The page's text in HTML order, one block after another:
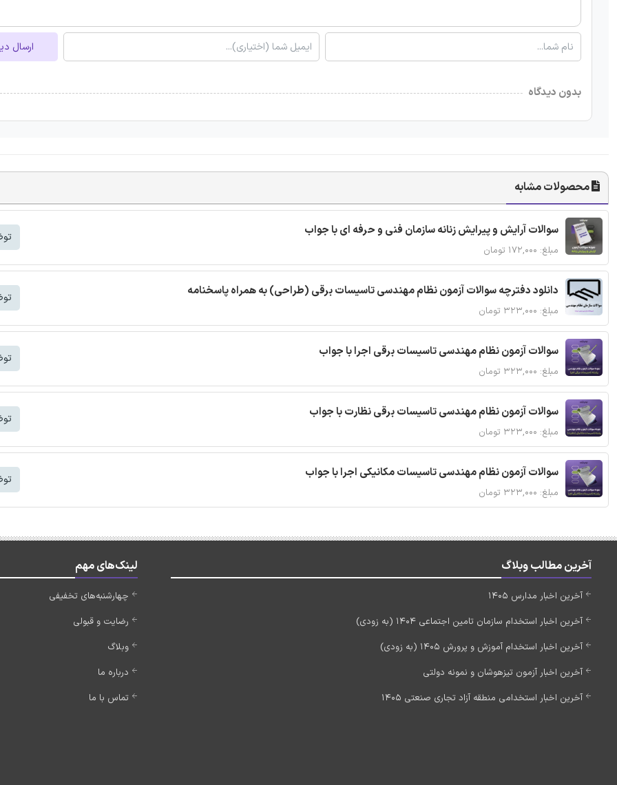
ارسال
بدون دیدگاه
محصولات مشابه
سوالات آرایش و پیرایش زنانه سازمان فنی و حرفه ای با جواب
مبلغ: ۱۷۲,۰۰۰ تومان
دانلود دفترچه سوالات آزمون نظام مهندسی تاسیسات برقی (طراحی) به همراه پاسخنامه
مبلغ: ۳۲۳,۰۰۰ تومان
سوالات آزمون نظام مهندسی تاسیسات برقی اجرا با جواب
مبلغ: ۳۲۳,۰۰۰ تومان
سوالات آزمون نظام مهندسی تاسیسات برقی نظارت با جواب
مبلغ: ۳۲۳,۰۰۰ تومان
سوالات آزمون نظام مهندسی تاسیسات مکانیکی اجرا با جواب
مبلغ: ۳۲۳,۰۰۰ تومان
آخرین مطالب وبلاگ
آخرین اخبار مدارس 1405
آخرین اخبار استخدام سازمان تامین اجتماعی 1404 (به زودی)
آخرین اخبار استخدام آموزش و پرورش 1405 (به زودی)
آخرین اخبار آزمون تیزهوشان و نمونه دولتی
آخرین اخبار استخدامی منطقه آزاد تجاری صنعتی 1405
لینک‌های مهم
چهارشنبه‌های تخفیفی
رضایت و قبولی
وبلاگ
درباره ما
تماس با ما